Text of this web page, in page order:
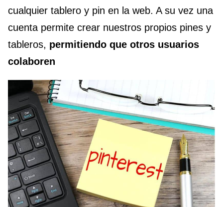
cualquier tablero y pin en la web. A su vez una
cuenta permite crear nuestros propios pines y
tableros, permitiendo que otros usuarios
colaboren